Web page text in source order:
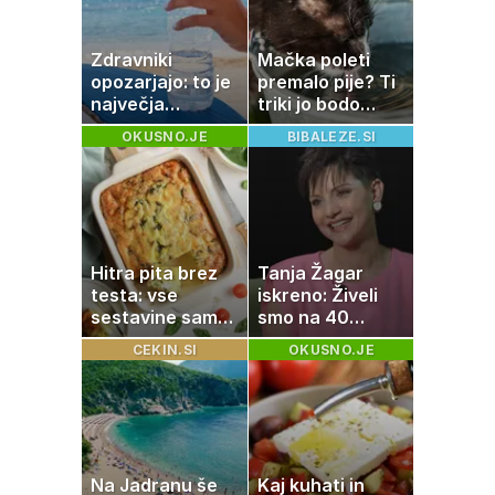
Zdravniki
opozarjajo: to je
največja
napaka, ki jo
ljudje delajo med
vročino
Mačka poleti
premalo pije? Ti
triki jo bodo
spodbudili, da
zaužije več vode
OKUSNO.JE
Hitra pita brez
testa: vse
sestavine samo
zmešate in
pečica opravi
ostalo
BIBALEZE.SI
Tanja Žagar
iskreno: Živeli
smo na 40
kvadratih, a
imela sem vse,
kar otrok
potrebuje
CEKIN.SI
Na Jadranu še
OKUSNO.JE
Kaj kuhati in